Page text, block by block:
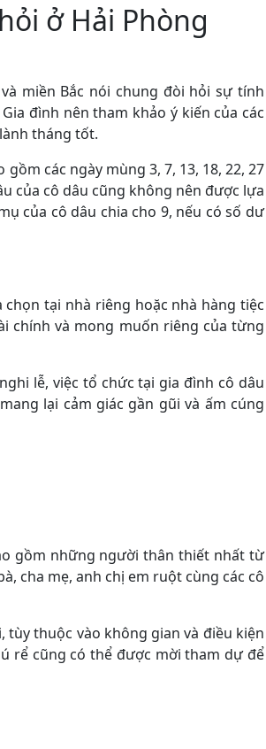
ở Hải Phòng
miền Bắc nói chung đòi hỏi sự tính
đình nên tham khảo ý kiến của các
tháng tốt.
các ngày mùng 3, 7, 13, 18, 22, 27
của cô dâu cũng không nên được lựa
của cô dâu chia cho 9, nếu có số dư
tại nhà riêng hoặc nhà hàng tiệc
chính và mong muốn riêng của từng
lễ, việc tổ chức tại gia đình cô dâu
lại cảm giác gần gũi và ấm cúng
gồm những người thân thiết nhất từ
cha mẹ, anh chị em ruột cùng các cô
thuộc vào không gian và điều kiện
rể cũng có thể được mời tham dự để